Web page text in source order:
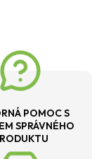
POMOC S
SPRÁVNÉHO